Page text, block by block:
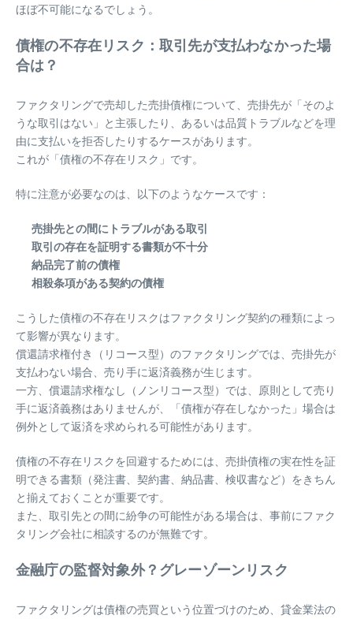
ほぼ不可能になるでしょう。
債権の不存在リスク：取引先が支払わなかった場
合は？
ファクタリングで売却した売掛債権について、売掛先が「そのよ
うな取引はない」と主張したり、あるいは品質トラブルなどを理
由に支払いを拒否したりするケースがあります。
これが「債権の不存在リスク」です。
特に注意が必要なのは、以下のようなケースです：
売掛先との間にトラブルがある取引
取引の存在を証明する書類が不十分
納品完了前の債権
相殺条項がある契約の債権
こうした債権の不存在リスクはファクタリング契約の種類によっ
て影響が異なります。
償還請求権付き（リコース型）のファクタリングでは、売掛先が
支払わない場合、売り手に返済義務が生じます。
一方、償還請求権なし（ノンリコース型）では、原則として売り
手に返済義務はありませんが、「債権が存在しなかった」場合は
例外として返済を求められる可能性があります。
債権の不存在リスクを回避するためには、売掛債権の実在性を証
明できる書類（発注書、契約書、納品書、検収書など）をきちん
と揃えておくことが重要です。
また、取引先との間に紛争の可能性がある場合は、事前にファク
タリング会社に相談するのが無難です。
金融庁の監督対象外？グレーゾーンリスク
ファクタリングは債権の売買という位置づけのため、貸金業法の